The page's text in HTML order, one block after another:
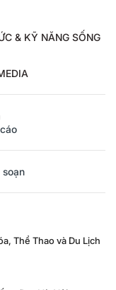
& KỸ NĂNG SỐNG
soạn
Thể Thao và Du Lịch